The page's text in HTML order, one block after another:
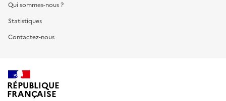
Qui sommes-nous ?
Statistiques
Contactez-nous
RÉPUBLIQUE
FRANÇAISE